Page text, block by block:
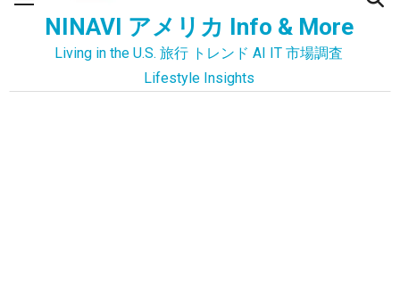
NINAVI アメリカ Info & More
Living in the U.S. 旅行 トレンド AI IT 市場調査
Lifestyle Insights